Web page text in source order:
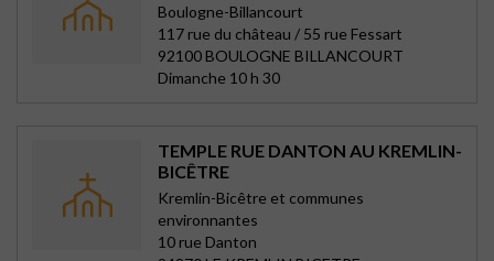
Boulogne-Billancourt
117 rue du château / 55 rue Fessart
92100 BOULOGNE BILLANCOURT
Dimanche 10 h 30
TEMPLE RUE DANTON AU KREMLIN-
BICÊTRE
Kremlin-Bicêtre et communes
environnantes
10 rue Danton